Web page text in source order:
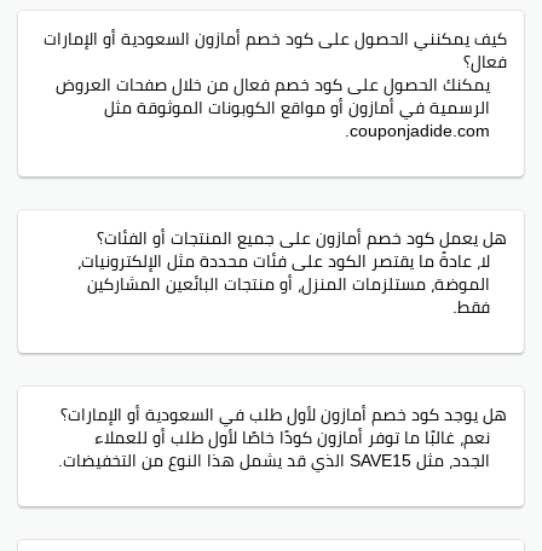
كيف يمكنني الحصول على كود خصم أمازون السعودية أو الإمارات
فعال؟
يمكنك الحصول على كود خصم فعال من خلال صفحات العروض
الرسمية في أمازون أو مواقع الكوبونات الموثوقة مثل
couponjadide.com.
هل يعمل كود خصم أمازون على جميع المنتجات أو الفئات؟
لا، عادةً ما يقتصر الكود على فئات محددة مثل الإلكترونيات،
الموضة، مستلزمات المنزل، أو منتجات البائعين المشاركين
فقط.
هل يوجد كود خصم أمازون لأول طلب في السعودية أو الإمارات؟
نعم، غالبًا ما توفر أمازون كودًا خاصًا لأول طلب أو للعملاء
الجدد، مثل SAVE15 الذي قد يشمل هذا النوع من التخفيضات.